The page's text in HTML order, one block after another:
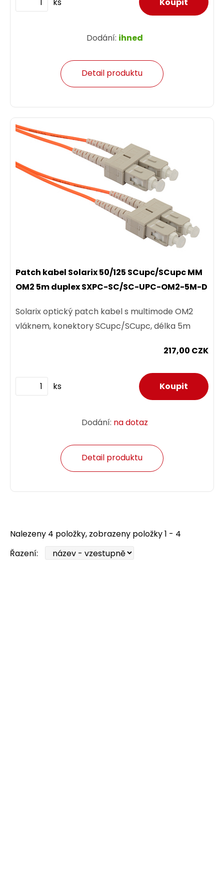
Dodání: ihned
Detail produktu
Patch kabel Solarix 50/125 SCupc/SCupc MM
OM2 5m duplex SXPC-SC/SC-UPC-OM2-5M-D
Solarix optický patch kabel s multimode OM2
vláknem, konektory SCupc/SCupc, délka 5m
217,00 CZK
ks
Dodání: na dotaz
Detail produktu
Nalezeny 4 položky, zobrazeny položky 1 - 4
Řazení: